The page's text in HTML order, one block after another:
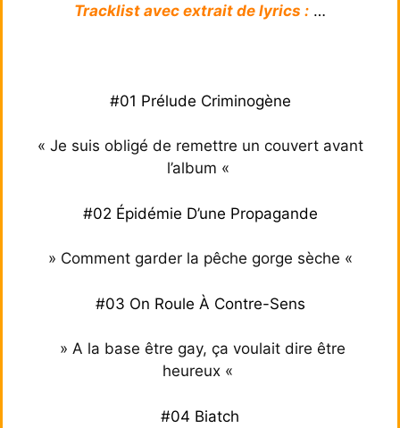
Tracklist avec extrait de lyrics : …
#01 Prélude Criminogène
« Je suis obligé de remettre un couvert avant
l’album «
#02 Épidémie D’une Propagande
» Comment garder la pêche gorge sèche «
#03 On Roule À Contre-Sens
» A la base être gay, ça voulait dire être
heureux «
#04 Biatch